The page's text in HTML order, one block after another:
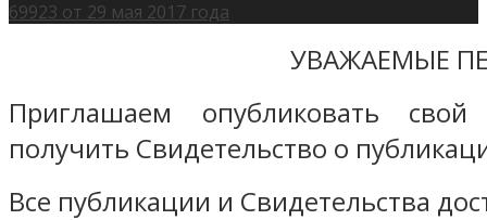
69923 от 29 мая 2017 года
УВАЖАЕМЫЕ
Приглашаем опубликовать
получить Свидетельство о
Все публикации и Свидетельства